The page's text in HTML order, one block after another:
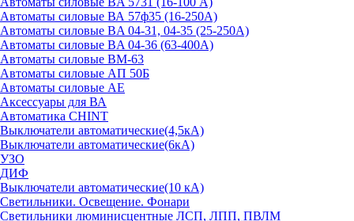
Автоматы силовые ВА 57ф35 (16-250А)
Автоматы силовые BA 04-31, 04-35 (25-250А)
Автоматы силовые BA 04-36 (63-400А)
Автоматы силовые ВМ-63
Автоматы силовые АП 50Б
Автоматы силовые АЕ
Аксессуары для ВА
Автоматика CHINT
Выключатели автоматические(4,5кА)
Выключатели автоматические(6кА)
УЗО
ДИФ
Выключатели автоматические(10 кА)
Светильники. Освещение. Фонари
Светильники люминисцентные ЛСП, ЛПП, ПВЛМ